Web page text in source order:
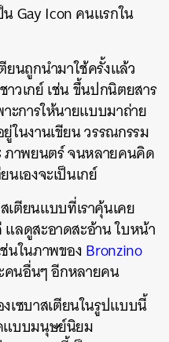
Gay Icon คนแรกใน
ยนถูกนำมาใช้ครั้งแล้ว
วเกย์ เช่น ขึ้นปกนิตยสาร
ะการให้นายแบบมาถ่าย
ในงานเขียน วรรณกรรม
าพยนตร์ จนหลายคนคิด
เองจะเป็นเกย์
เตียนแบบที่เราคุ้นเคย
ลดูสะอาดสะอ้าน ใบหน้า
นในภาพของBronzino
คนอื่นๆ อีกหลายคน
เซบาสเตียนในรูปแบบนี้
แบบมนุษย์นิยม